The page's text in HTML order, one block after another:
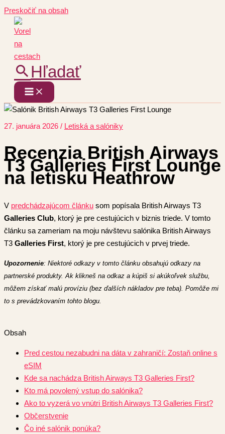
Preskočiť na obsah
Hľadať
27. januára 2026 / Letiská a salóniky
Recenzia British Airways
T3 Galleries First Lounge
na letisku Heathrow
V predchádzajúcom článku som popísala British Airways T3
Galleries Club, ktorý je pre cestujúcich v biznis triede. V tomto
článku sa zameriam na moju návštevu salónika British Airways
T3 Galleries First, ktorý je pre cestujúcich v prvej triede.
Upozornenie: Niektoré odkazy v tomto článku obsahujú odkazy na
partnerské produkty. Ak klikneš na odkaz a kúpiš si akúkoľvek službu,
môžem získať malú províziu (bez ďalších nákladov pre teba). Pomôže mi
to s prevádzkovaním tohto blogu.
Obsah
Pred cestou nezabudni na dáta v zahraničí: Zostaň online s
eSIM
Kde sa nachádza British Airways T3 Galleries First?
Kto má povolený vstup do salónika?
Ako to vyzerá vo vnútri British Airways T3 Galleries First?
Občerstvenie
Čo iné salónik ponúka?